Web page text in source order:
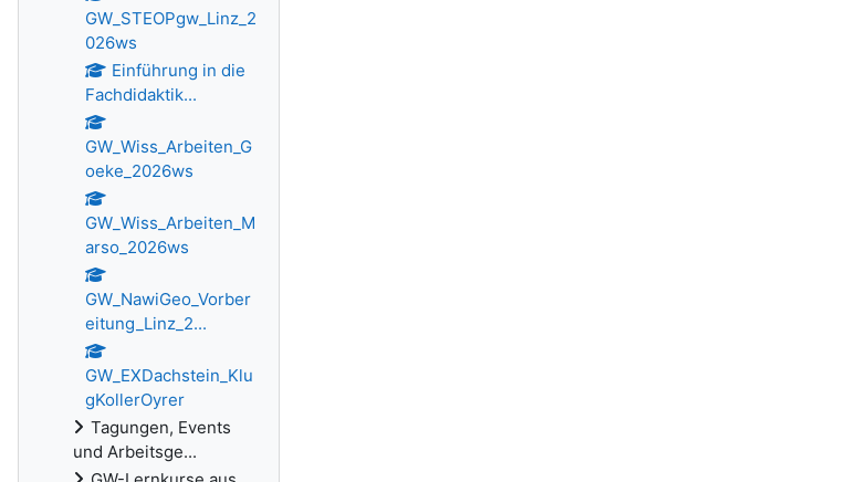
GW_STEOPgw_Linz_2
026ws
Einführung in die
Fachdidaktik...
GW_Wiss_Arbeiten_G
oeke_2026ws
GW_Wiss_Arbeiten_M
arso_2026ws
GW_NawiGeo_Vorber
eitung_Linz_2...
GW_EXDachstein_Klu
gKollerOyrer
Tagungen, Events
und Arbeitsge...